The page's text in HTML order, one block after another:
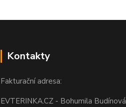
Kontakty
Fakturační adresa:
EVTERINKA.CZ - Bohumila Budínová